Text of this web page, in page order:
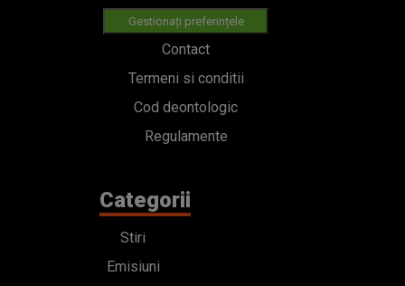
Gestionați preferințele
Contact
Termeni si conditii
Cod deontologic
Regulamente
Categorii
Stiri
Emisiuni